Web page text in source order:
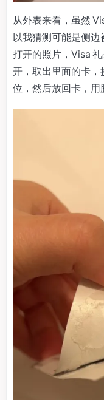
从外表来看，虽然
以我猜测可能是侧
打开的照片，Visa
开，取出里面的卡，
位，然后放回卡，用